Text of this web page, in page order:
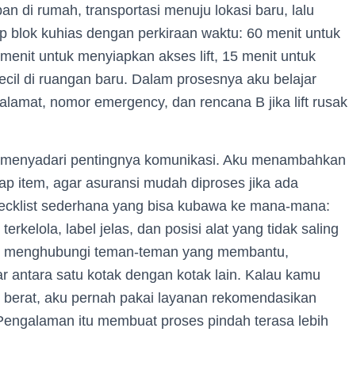
di rumah, transportasi menuju lokasi baru, lalu
blok kuhias dengan perkiraan waktu: 60 menit untuk
untuk menyiapkan akses lift, 15 menit untuk
di ruangan baru. Dalam prosesnya aku belajar
nomor emergency, dan rencana B jika lift rusak
pentingnya komunikasi. Aku menambahkan
item, agar asuransi mudah diproses jika ada
sederhana yang bisa kubawa ke mana-mana:
label jelas, dan posisi alat yang tidak saling
teman-teman yang membantu,
antara satu kotak dengan kotak lain. Kalau kamu
aku pernah pakai layanan rekomendasikan
itu membuat proses pindah terasa lebih